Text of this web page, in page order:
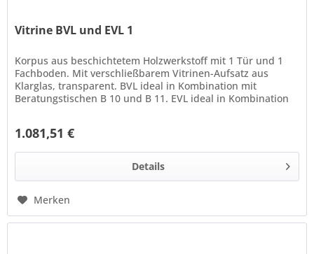
Vitrine BVL und EVL 1
Korpus aus beschichtetem Holzwerkstoff mit 1 Tür und 1
Fachboden. Mit verschließbarem Vitrinen-Aufsatz aus
Klarglas, transparent. BVL ideal in Kombination mit
Beratungstischen B 10 und B 11. EVL ideal in Kombination
1.081,51 €
Details
Merken